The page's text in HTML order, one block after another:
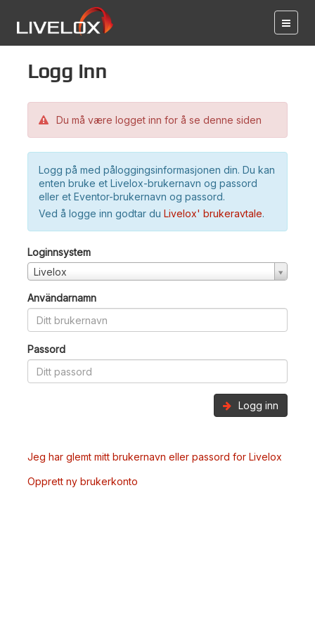
Logg inn
Du må være logget inn for å se denne siden
Logg på med påloggingsinformasjonen din. Du kan
enten bruke et Livelox-brukernavn og passord
eller et Eventor-brukernavn og passord.
Ved å logge inn godtar du Livelox' brukeravtale.
Loginnsystem
Livelox
Användarnamn
Passord
Logg inn
Jeg har glemt mitt brukernavn eller passord for Livelox
Opprett ny brukerkonto